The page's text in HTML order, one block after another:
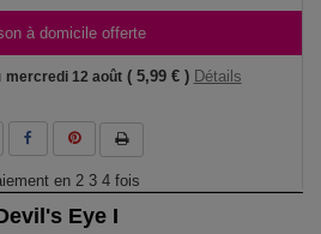
à domicile offerte
mercredi 12 août ( 5,99 € ) Détails
Eye I